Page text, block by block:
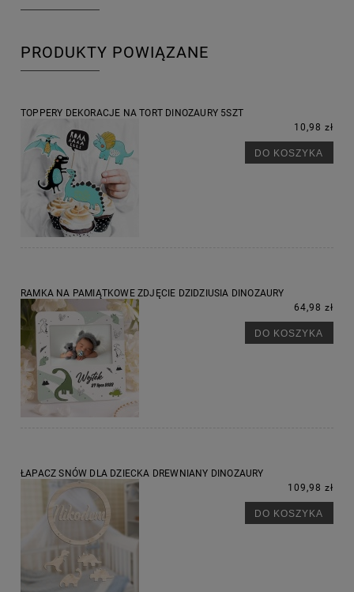
PRODUKTY POWIĄZANE
TOPPERY DEKORACJE NA TORT DINOZAURY 5SZT
10,98 zł
DO KOSZYKA
RAMKA NA PAMIĄTKOWE ZDJĘCIE DZIDZIUSIA DINOZAURY
64,98 zł
DO KOSZYKA
ŁAPACZ SNÓW DLA DZIECKA DREWNIANY DINOZAURY
109,98 zł
DO KOSZYKA